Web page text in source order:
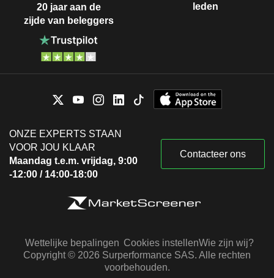
20 jaar aan de
zijde van beleggers
leden
ONZE EXPERTS STAAN
VOOR JOU KLAAR
Maandag t.e.m. vrijdag, 9:00
-12:00 / 14:00-18:00
Contacteer ons
Wettelijke bepalingen Cookies instellenWie zijn wij?
Copyright © 2026 Surperformance SAS. Alle rechten
voorbehouden.